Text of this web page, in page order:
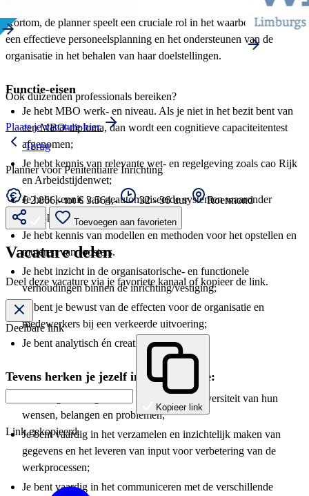
Kortom, de planner speelt een cruciale rol in het waarborgen van
een effectieve personeelsplanning en het ondersteunen van de
organisatie in het behalen van haar doelstellingen.
Functie-eisen
Je hebt MBO werk- en niveau. Als je niet in het bezit bent van
een MBO-diploma, dan wordt een cognitieve capaciteitentest
afgenomen;
Je hebt kennis van relevante wet- en regelgeving zoals cao Rijk
en Arbeidstijdenwet;
Je hebt kennis van geautomatiseerde systemen waaronder
SPExpert en Inplanning;
Je hebt kennis van modellen en methoden voor het opstellen en
muteren van roosters.
Je hebt inzicht in de organisatorische- en functionele
verhoudingen binnen de inrichting/vestiging;
Je bent je bewust van de effecten voor de organisatie en
medewerkers bij een verkeerde uitvoering;
Je bent analytisch én creatief.
Tevens herken je jezelf in het volgende:
Je kunt goed omgaan met mensen en de diversiteit van hun
wensen, belangen en problemen;
Je bent vaardig in het verzamelen en inzichtelijk maken van
gegevens en het leveren van input voor verbetering van de
werkprocessen;
Je bent vaardig in het communiceren met de verschillende
Ook duizenden professionals bereiken?
Plaats je vacature hier
Terug
Planner voor Penitentiaire Inrichting
€ 2.866,- tot € 3.564,- 32 - 36 uur Roermond
Toevoegen aan favorieten
Vacature delen
Deel deze vacature via je favoriete kanaal of kopieer de link.
Deelbare link
Kopieer link
Link gekopieerd.